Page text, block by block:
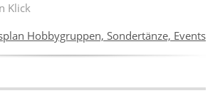
Klick
Hobbygruppen, Sondertänze, Events